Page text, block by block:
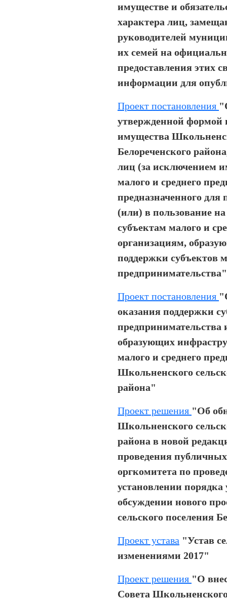
имуществе и
характера лиц,
руководителей
их семей на
предоставления этих
информации для
Проект постановления
утвержденной формой
имущества
Белореченского
лиц (за исключением
малого и среднего
предназначенного для
(или) в пользование
субъектам малого и
организациям,
поддержки субъектов
предпринимательства"
Проект постановления
оказания поддержки
предпринимательства
образующих
малого и среднего
Школьненского
района"
Проект решения "Об
Школьненского
района в новой
проведения
оргкомитета по
установлении порядка
обсуждении нового
сельского поселения
Проект устава "Устав
изменениями 2017"
Проект решения "О
Совета